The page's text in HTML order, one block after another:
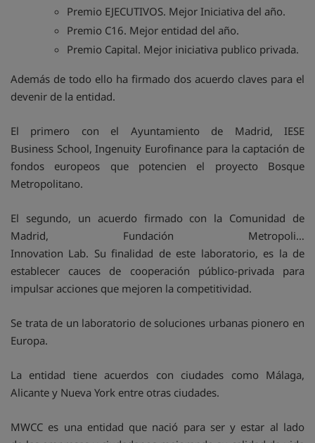
Premio EJECUTIVOS. Mejor Iniciativa del año.
Premio C16. Mejor entidad del año.
Premio Capital. Mejor iniciativa publico privada.
Además de todo ello ha firmado dos acuerdo claves para el
devenir de la entidad.
El primero con el Ayuntamiento de Madrid, IESE
Business School, Ingenuity Eurofinance para la captación de
fondos europeos que potencien el proyecto Bosque
Metropolitano.
El segundo, un acuerdo firmado con la Comunidad de
Madrid, Fundación Metropoli…
Innovation Lab. Su finalidad de este laboratorio, es la de
establecer cauces de cooperación público-privada para
impulsar acciones que mejoren la competitividad.
Se trata de un laboratorio de soluciones urbanas pionero en
Europa.
La entidad tiene acuerdos con ciudades como Málaga,
Alicante y Nueva York entre otras ciudades.
MWCC es una entidad que nació para ser y estar al lado